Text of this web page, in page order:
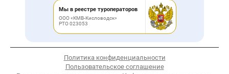
Мы в реестре туроператоров
ООО «КМВ-Кисловодск»
РТО 023053
Политика конфиденциальности
Пользовательское соглашение